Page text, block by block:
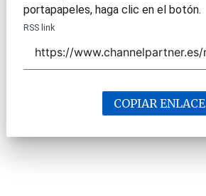
portapapeles, haga clic en el botón.
RSS link
COPIAR ENLACE